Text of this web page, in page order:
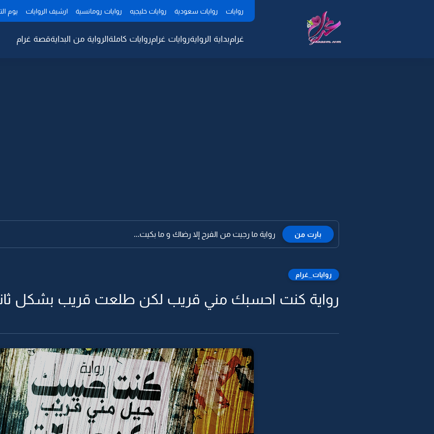
روايات روايات سعودية روايات خليجيه روايات رومانسية ارشيف الروايات يوم
غرامبداية الروايةروايات غرامروايات كاملةالرواية من البدايةقصة غرام
بارت من رواية ما رجيت من الفرح إلا رضاك و ما بكيت...
روايات_غرام
رواية كنت احسبك مني قريب لكن طلعت قريب بشكل ثاني